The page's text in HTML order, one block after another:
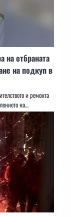
на отбраната
на подкуп в
и ремонта
на…